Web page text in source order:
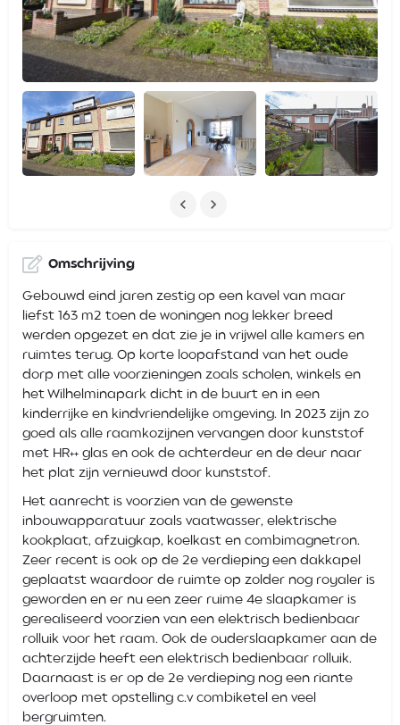
Omschrijving
Gebouwd eind jaren zestig op een kavel van maar
liefst 163 m2 toen de woningen nog lekker breed
werden opgezet en dat zie je in vrijwel alle kamers en
ruimtes terug. Op korte loopafstand van het oude
dorp met alle voorzieningen zoals scholen, winkels en
het Wilhelminapark dicht in de buurt en in een
kinderrijke en kindvriendelijke omgeving. In 2023 zijn zo
goed als alle raamkozijnen vervangen door kunststof
met HR++ glas en ook de achterdeur en de deur naar
het plat zijn vernieuwd door kunststof.
Het aanrecht is voorzien van de gewenste
inbouwapparatuur zoals vaatwasser, elektrische
kookplaat, afzuigkap, koelkast en combimagnetron.
Zeer recent is ook op de 2e verdieping een dakkapel
geplaatst waardoor de ruimte op zolder nog royaler is
geworden en er nu een zeer ruime 4e slaapkamer is
gerealiseerd voorzien van een elektrisch bedienbaar
rolluik voor het raam. Ook de ouderslaapkamer aan de
achterzijde heeft een elektrisch bedienbaar rolluik.
Daarnaast is er op de 2e verdieping nog een riante
overloop met opstelling c.v combiketel en veel
bergruimten.